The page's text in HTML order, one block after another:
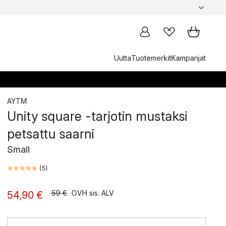
UuttaTuotemerkitKampanjat
AYTM
Unity square -tarjotin mustaksi
petsattu saarni
Small
(5)
54,90 € 59 € OVH sis. ALV